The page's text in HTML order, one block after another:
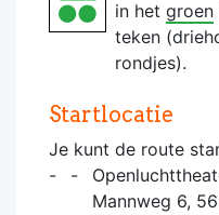
in het groen
teken
rondjes).
Startlocatie
Je kunt de route
Mannweg 6,